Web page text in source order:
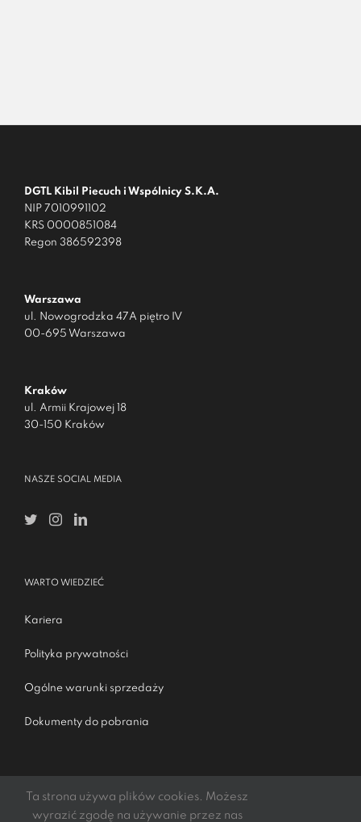
DGTL Kibil Piecuch i Wspólnicy S.K.A.
NIP 7010991102
KRS 0000851084
Regon 386592398
Warszawa
ul. Nowogrodzka 47A piętro IV
00-695 Warszawa
Kraków
ul. Armii Krajowej 18
30-150 Kraków
NASZE SOCIAL MEDIA
WARTO WIEDZIEĆ
Kariera
Polityka prywatności
Ogólne warunki sprzedaży
Dokumenty do pobrania
Ta strona używa plików cookies. Możesz
wyrazić zgodę na używanie przez nas